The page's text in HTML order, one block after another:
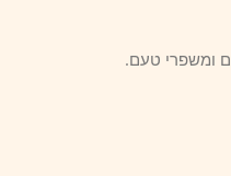
ומשפרי טעם.